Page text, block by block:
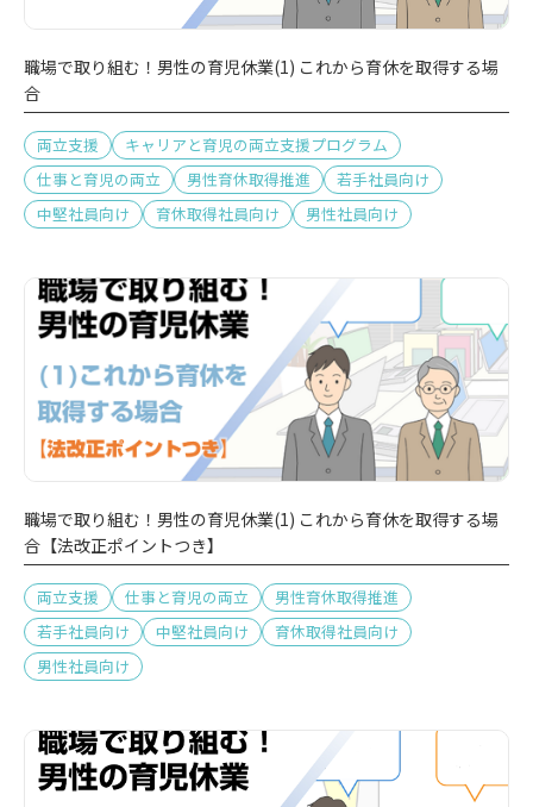
職場で取り組む！男性の育児休業(1) これから育休を取得する場
合
両立支援
キャリアと育児の両立支援プログラム
仕事と育児の両立
男性育休取得推進
若手社員向け
中堅社員向け
育休取得社員向け 男性社員向け
職場で取り組む！男性の育児休業(1) これから育休を取得する場
合【法改正ポイントつき】
両立支援 仕事と育児の両立
男性育休取得推進
若手社員向け
中堅社員向け
育休取得社員向け
男性社員向け